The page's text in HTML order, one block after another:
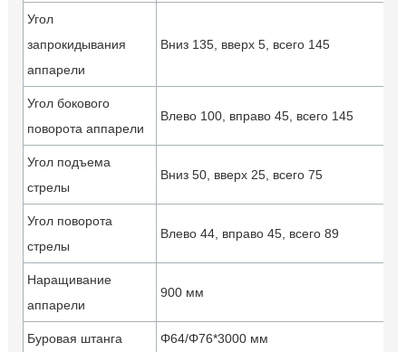
Угол
запрокидывания
аппарели
Вниз 135, вверх 5, всего 145
Угол бокового
поворота аппарели
Влево 100, вправо 45, всего 145
Угол подъема
стрелы
Вниз 50, вверх 25, всего 75
Угол поворота
стрелы
Влево 44, вправо 45, всего 89
Наращивание
аппарели
900 мм
Буровая штанга Φ64/Φ76*3000 мм